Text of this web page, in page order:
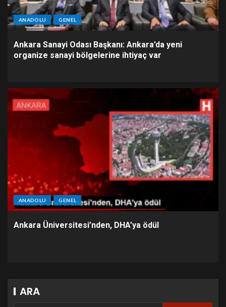
ANADOLU GENEL
Ankara Sanayi Odası Başkanı: Ankara’da yeni
organize sanayi bölgelerine ihtiyaç var
ANADOLU GENEL
Ankara Üniversitesi’nden, DHA’ya ödül
ARA